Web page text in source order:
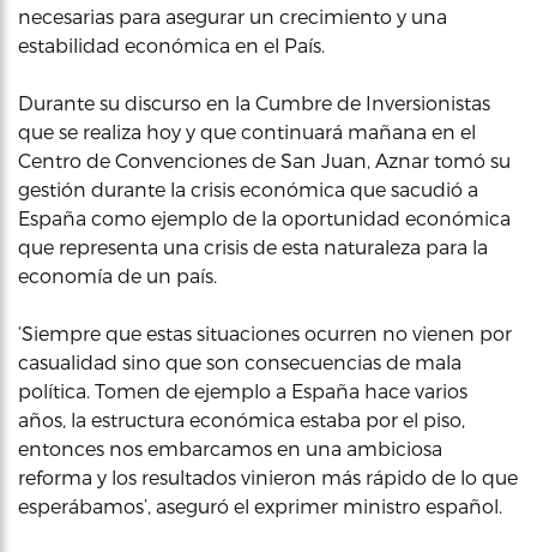
necesarias para asegurar un crecimiento y una
estabilidad económica en el País.
Durante su discurso en la Cumbre de Inversionistas
que se realiza hoy y que continuará mañana en el
Centro de Convenciones de San Juan, Aznar tomó su
gestión durante la crisis económica que sacudió a
España como ejemplo de la oportunidad económica
que representa una crisis de esta naturaleza para la
economía de un país.
‘Siempre que estas situaciones ocurren no vienen por
casualidad sino que son consecuencias de mala
política. Tomen de ejemplo a España hace varios
años, la estructura económica estaba por el piso,
entonces nos embarcamos en una ambiciosa
reforma y los resultados vinieron más rápido de lo que
esperábamos’, aseguró el exprimer ministro español.